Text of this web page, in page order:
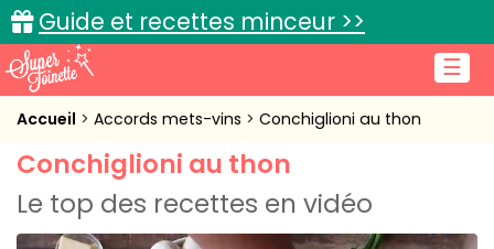
☰
Guide et recettes minceur >>
Accueil
Recettes de cuisine
Cuisine pratique
Accueil Accords mets-vins Conchiglioni au thon
Conchiglioni au thon
Le top des recettes en vidéo